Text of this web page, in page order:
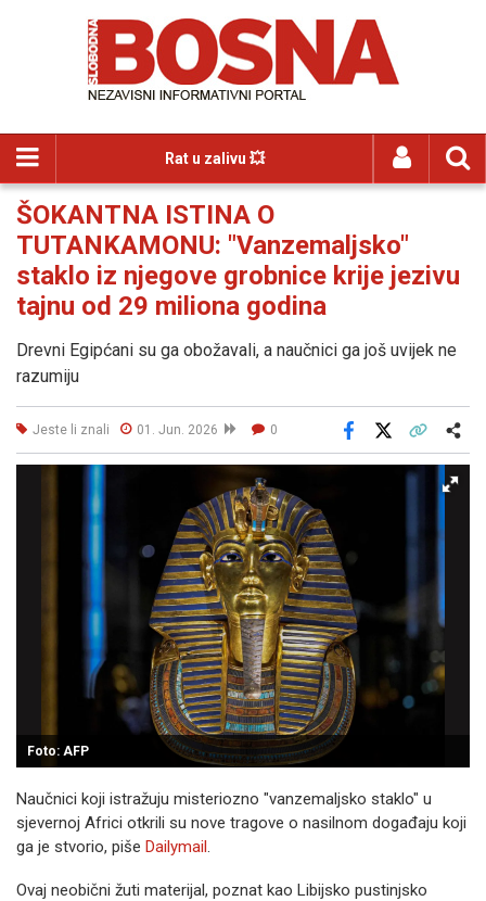
Rat u zalivu 💥
ŠOKANTNA ISTINA O
TUTANKAMONU: "Vanzemaljsko"
staklo iz njegove grobnice krije jezivu
tajnu od 29 miliona godina
Drevni Egipćani su ga obožavali, a naučnici ga još uvijek ne
razumiju
Jeste li znali 01. Jun. 2026 0
Facebook
Foto: AFP
Naučnici koji istražuju misteriozno "vanzemaljsko staklo" u
sjevernoj Africi otkrili su nove tragove o nasilnom događaju koji
ga je stvorio, piše Dailymail.
Ovaj neobični žuti materijal, poznat kao Libijsko pustinjsko